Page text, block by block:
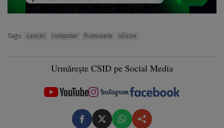
Tags: cancer computer frumusete silicon
Urmărește CSID pe Social Media